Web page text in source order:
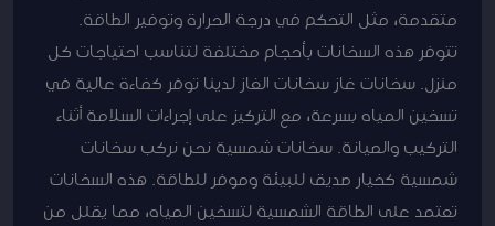
متقدمة، مثل التحكم في درجة الحرارة وتوفير الطاقة.
تتوفر هذه السخانات بأحجام مختلفة لتناسب احتياجات كل
منزل. سخانات غاز سخانات الغاز لدينا توفر كفاءة عالية في
تسخين المياه بسرعة، مع التركيز على إجراءات السلامة أثناء
التركيب والصيانة. سخانات شمسية نحن نركب سخانات
شمسية كخيار صديق للبيئة وموفر للطاقة. هذه السخانات
تعتمد على الطاقة الشمسية لتسخين المياه، مما يقلل من